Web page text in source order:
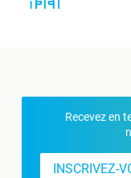
Recevez en
INSCRIVEZ-